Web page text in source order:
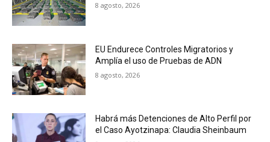
8 agosto, 2026
EU Endurece Controles Migratorios y
Amplía el uso de Pruebas de ADN
8 agosto, 2026
Habrá más Detenciones de Alto Perfil por
el Caso Ayotzinapa: Claudia Sheinbaum